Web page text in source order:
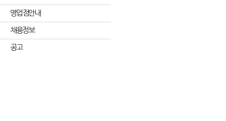
영업점안내
채용정보
공고